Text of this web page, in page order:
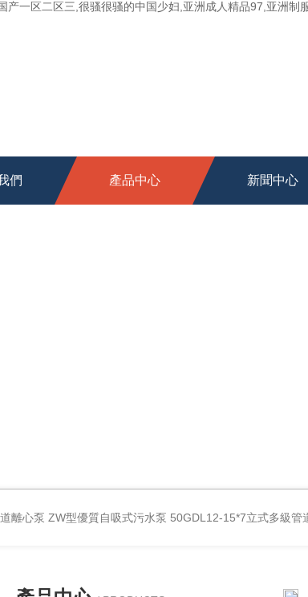
产一区二区三,很骚很骚的中国少妇,亚洲成人精品97,亚洲
們 產品中心 新聞中心
離心泵 ZW型優質自吸式污水泵 50GDL12-15*7立式多級管